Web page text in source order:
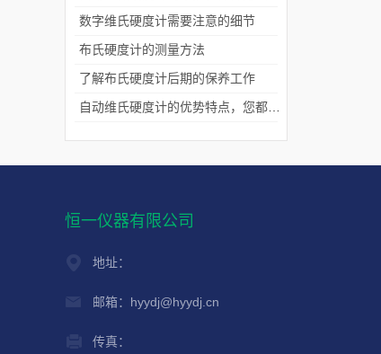
数字维氏硬度计需要注意的细节
布氏硬度计的测量方法
了解布氏硬度计后期的保养工作
恒一仪器有限公司
地址：
邮箱：hyydj@hyydj.cn
传真：